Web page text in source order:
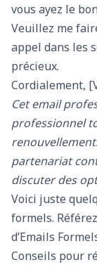
vous ayez le
Veuillez me
appel dans les
précieux.
Cordialement,
Cet email
professionnel
partenariat
discuter des
Voici juste
formels.
d’Emails
Conseils pour